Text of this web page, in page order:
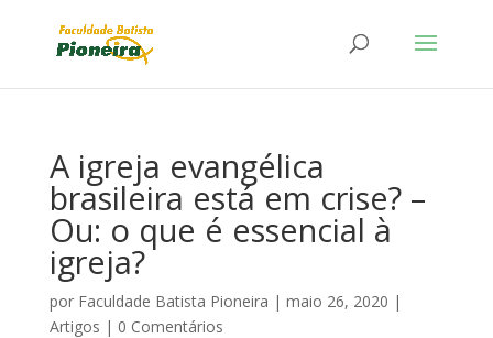
A igreja evangélica
brasileira está em crise? –
Ou: o que é essencial à
igreja?
por Faculdade Batista Pioneira | maio 26, 2020 |
Artigos | 0 Comentários